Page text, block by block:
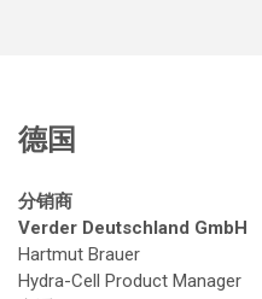
德国
分销商
Verder Deutschland GmbH
Hartmut Brauer
Hydra-Cell Product Manager